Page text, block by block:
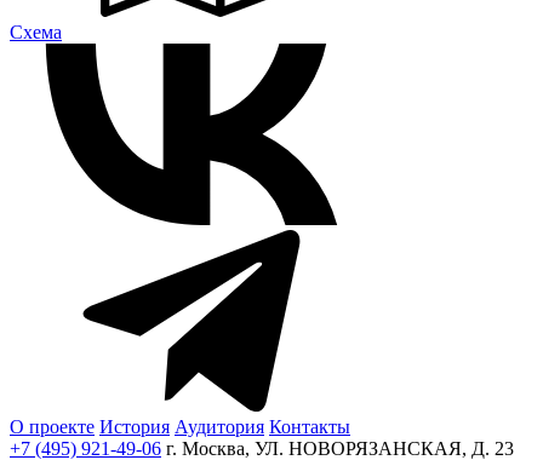
Cхема
О проекте История Аудитория Контакты
+7 (495) 921-49-06 г. Москва, УЛ. НОВОРЯЗАНСКАЯ, Д. 23